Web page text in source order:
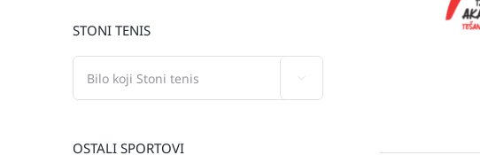
STONI TENIS
OSTALI SPORTOVI